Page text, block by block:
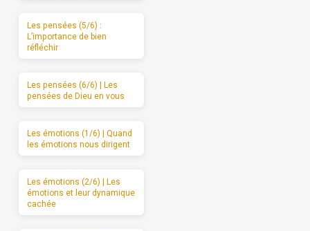
Les pensées (5/6) :
L’importance de bien
réfléchir
Les pensées (6/6) | Les
pensées de Dieu en vous
Les émotions (1/6) | Quand
les émotions nous dirigent
Les émotions (2/6) | Les
émotions et leur dynamique
cachée